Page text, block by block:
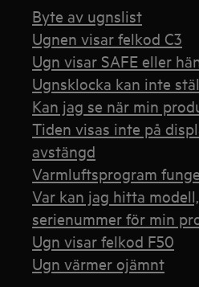
Byte av ugnslist
Ugnen visar felkod C3
Ugn visar SAFE eller
Ugnsklocka kan inte
Kan jag se när min
Tiden visas inte på
avstängd
Varmluftsprogram
Var kan jag hitta
serienummer för min
Ugn visar felkod F50
Ugn värmer ojämnt